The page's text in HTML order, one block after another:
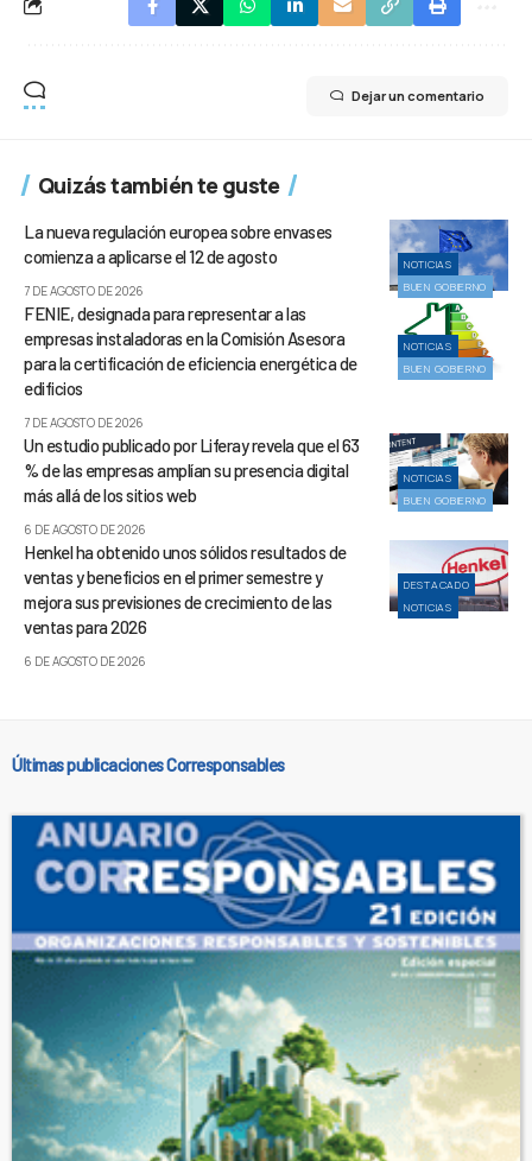
Dejar un comentario
Quizás también te guste
NOTICIAS
BUEN GOBIERNO
La nueva regulación europea sobre envases
comienza a aplicarse el 12 de agosto
7 DE AGOSTO DE 2026
NOTICIAS
BUEN GOBIERNO
FENIE, designada para representar a las
empresas instaladoras en la Comisión Asesora
para la certificación de eficiencia energética de
edificios
7 DE AGOSTO DE 2026
NOTICIAS
BUEN GOBIERNO
Un estudio publicado por Liferay revela que el 63
% de las empresas amplían su presencia digital
más allá de los sitios web
6 DE AGOSTO DE 2026
DESTACADO
NOTICIAS
Henkel ha obtenido unos sólidos resultados de
ventas y beneficios en el primer semestre y
mejora sus previsiones de crecimiento de las
ventas para 2026
6 DE AGOSTO DE 2026
Últimas publicaciones Corresponsables